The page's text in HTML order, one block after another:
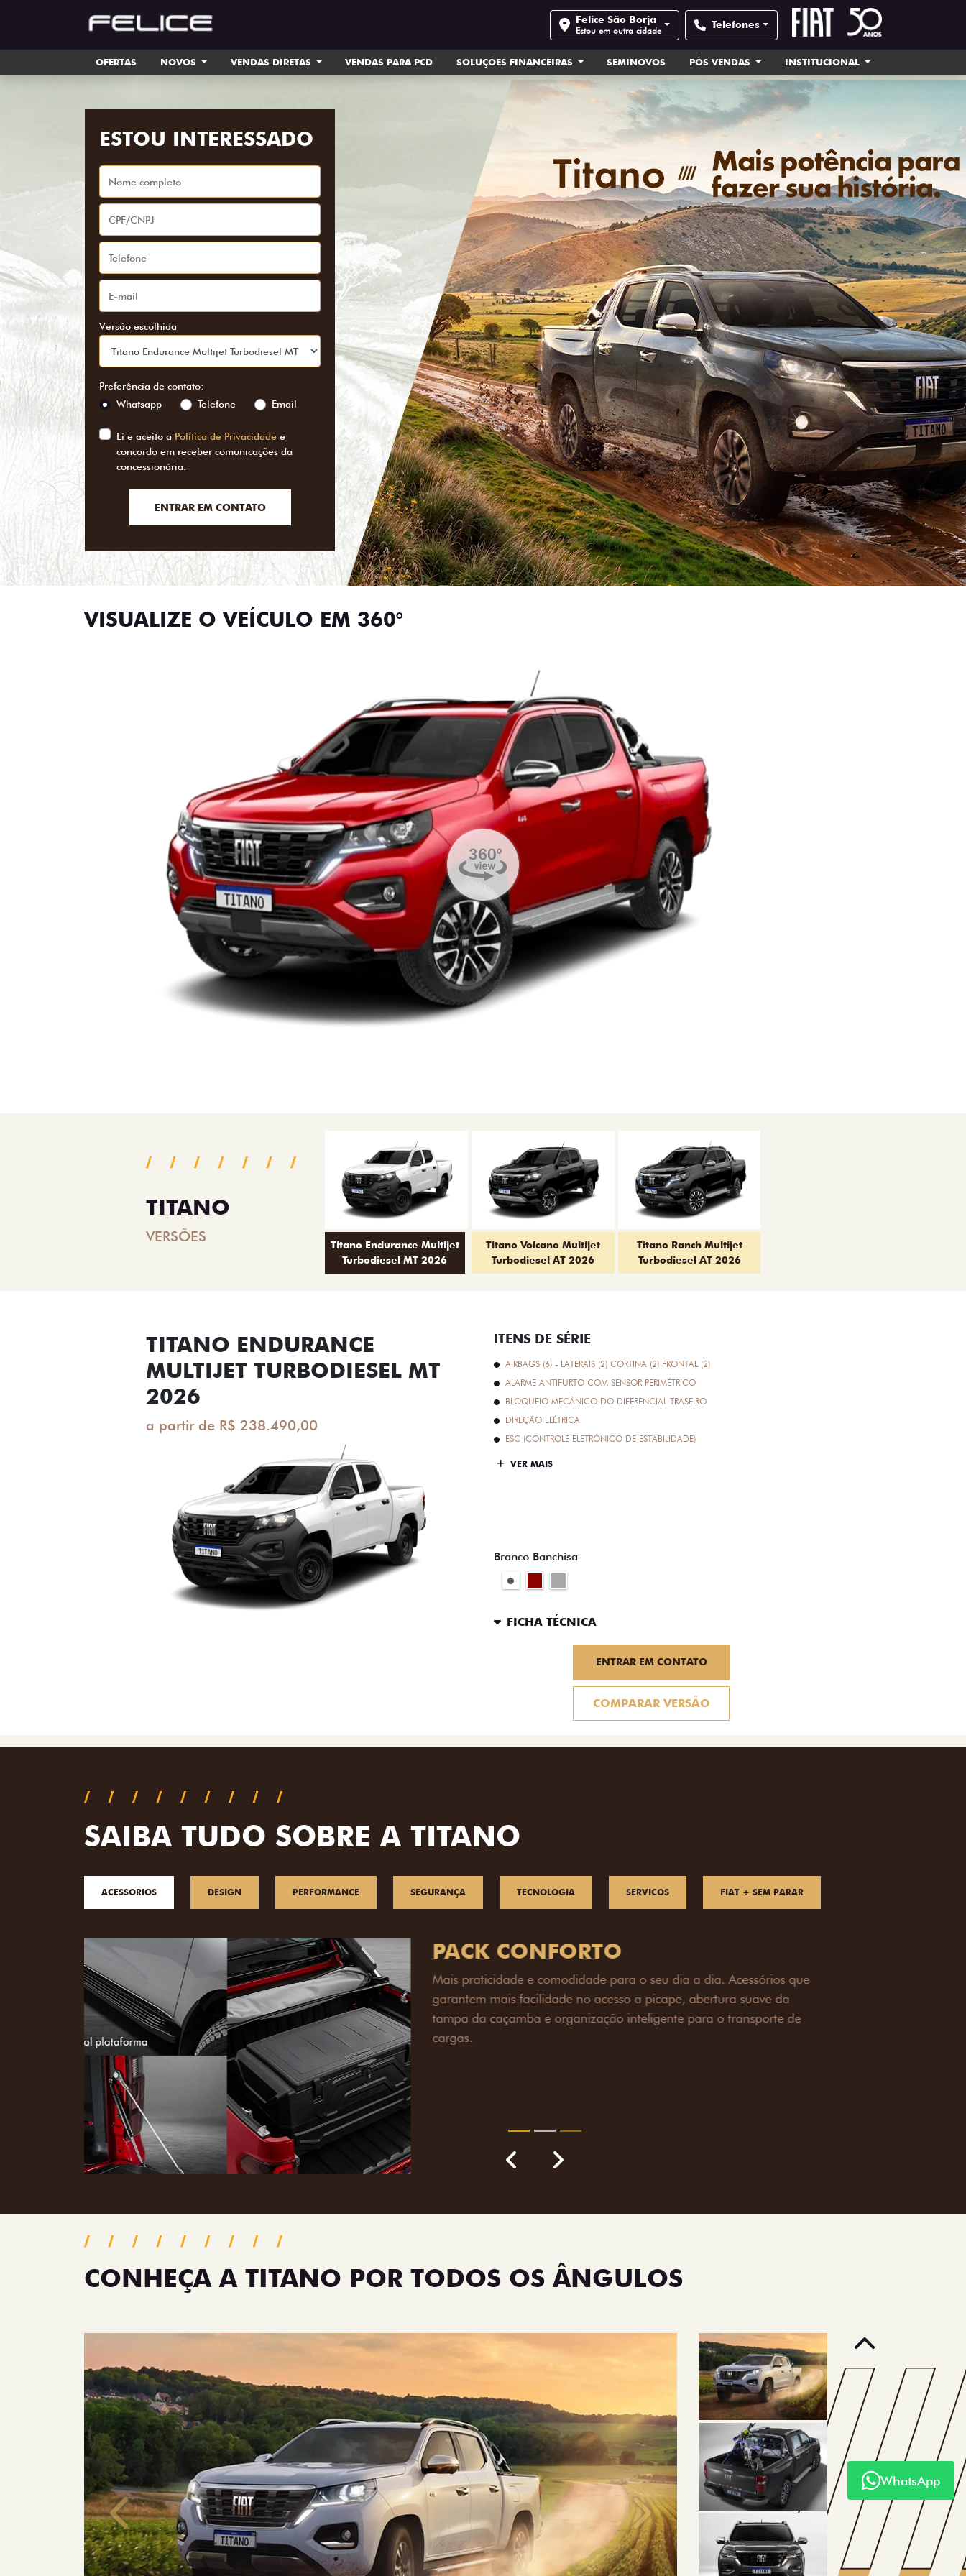
Felice São Borja
Estou em outra cidade Telefones
OFERTAS NOVOS VENDAS DIRETAS VENDAS PARA PCD SOLUÇÕES FINANCEIRAS SEMINOVOS PÓS VENDAS INSTITUCIONAL
ESTOU INTERESSADO
Versão escolhida
Preferência de contato:
Whatsapp
Telefone Email
Li e aceito a Política de Privacidade e
concordo em receber comunicações da
concessionária.
ENTRAR EM CONTATO
VISUALIZE O VEÍCULO EM 360°
TITANO
VERSÕES
Titano Endurance Multijet
Turbodiesel MT 2026
Titano Volcano Multijet
Turbodiesel AT 2026
Titano Ranch Multijet
Turbodiesel AT 2026
TITANO ENDURANCE
MULTIJET TURBODIESEL MT
2026
a partir de R$ 238.490,00
ITENS DE SÉRIE
AIRBAGS (6) - LATERAIS (2) CORTINA (2) FRONTAL (2)
ALARME ANTIFURTO COM SENSOR PERIMÉTRICO
BLOQUEIO MECÂNICO DO DIFERENCIAL TRASEIRO
DIREÇÃO ELÉTRICA
ESC (CONTROLE ELETRÔNICO DE ESTABILIDADE)
VER MAIS
Branco Banchisa
FICHA TÉCNICA
ENTRAR EM CONTATO
COMPARAR VERSÃO
SAIBA TUDO SOBRE A TITANO
ACESSORIOS DESIGN PERFORMANCE SEGURANÇA TECNOLOGIA SERVICOS FIAT + SEM PARAR
PACK OFF-ROAD
Prepare sua picape para qualquer desafio. O Pack off-road combina
engate de reboque para até 3,5 toneladas, alargadores de para-
lamas e overbumper, oferecendo mais capacidade de reboque,
PreviousNext
CONHEÇA A TITANO POR TODOS OS ÂNGULOS
Anterior Próximo
Anterior
WhatsApp